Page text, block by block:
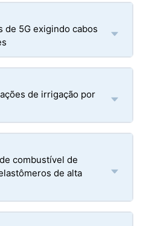
de 5G exigindo cabos
de irrigação por
combustível de
de alta